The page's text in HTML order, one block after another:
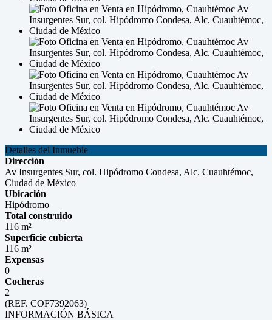
Detalles del Inmueble
Dirección
Av Insurgentes Sur, col. Hipódromo Condesa, Alc. Cuauhtémoc,
Ciudad de México
Ubicación
Hipódromo
Total construido
116 m²
Superficie cubierta
116 m²
Expensas
0
Cocheras
2
(REF. COF7392063)
INFORMACIÓN BÁSICA